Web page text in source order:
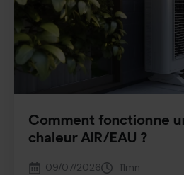
Comment fonctionne
chaleur AIR/EAU ?
09/07/2026 11mn